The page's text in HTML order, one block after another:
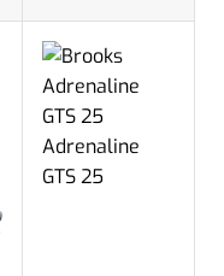
Adrenaline
GTS 25